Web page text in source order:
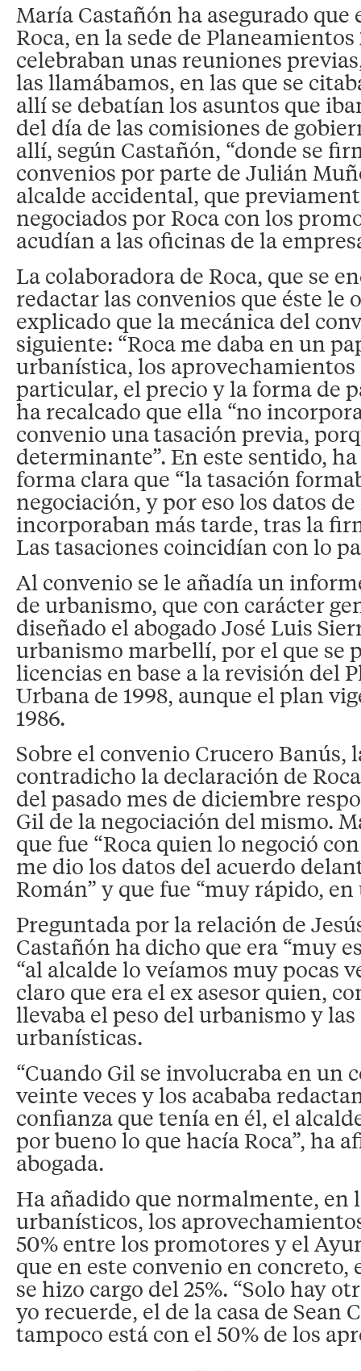
María Castañón ha asegurado que
Roca, en la sede de Planeamientos
celebraban unas reuniones
las llamábamos, en las que se
allí se debatían los asuntos que
del día de las comisiones de
allí, según Castañón, “donde se
convenios por parte de Julián
alcalde accidental, que
negociados por Roca con los
acudían a las oficinas de la
La colaboradora de Roca, que se
redactar las convenios que éste le
explicado que la mecánica del
siguiente: “Roca me daba en un
urbanística, los
particular, el precio y la forma de
ha recalcado que ella “no
convenio una tasación previa,
determinante”. En este sentido,
forma clara que “la tasación
negociación, y por eso los datos
incorporaban más tarde, tras la
Las tasaciones coincidían con lo
Al convenio se le añadía un
de urbanismo, que con carácter
diseñado el abogado José Luis
urbanismo marbellí, por el que se
licencias en base a la revisión del
Urbana de 1998, aunque el plan
1986.
Sobre el convenio Crucero Banús,
contradicho la declaración de
del pasado mes de diciembre
Gil de la negociación del mismo.
que fue “Roca quien lo negoció
me dio los datos del acuerdo
Román” y que fue “muy rápido, en
Preguntada por la relación de
Castañón ha dicho que era “muy
“al alcalde lo veíamos muy pocas
claro que era el ex asesor quien,
llevaba el peso del urbanismo y
urbanísticas.
“Cuando Gil se involucraba en un
veinte veces y los acababa
confianza que tenía en él, el
por bueno lo que hacía Roca”, ha
abogada.
Ha añadido que normalmente, en
urbanísticos, los
50% entre los promotores y el
que en este convenio en
se hizo cargo del 25%. “Solo hay
yo recuerde, el de la casa de Sean
tampoco está con el 50% de los